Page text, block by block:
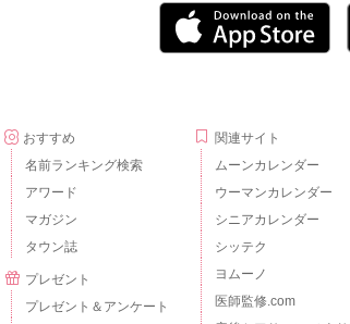
おすすめ
名前ランキング検索
アワード
マガジン
タウン誌
プレゼント
プレゼント＆アンケート
関連サイト
ムーンカレンダー
ウーマンカレンダー
シニアカレンダー
シッテク
ヨムーノ
医師監修.com